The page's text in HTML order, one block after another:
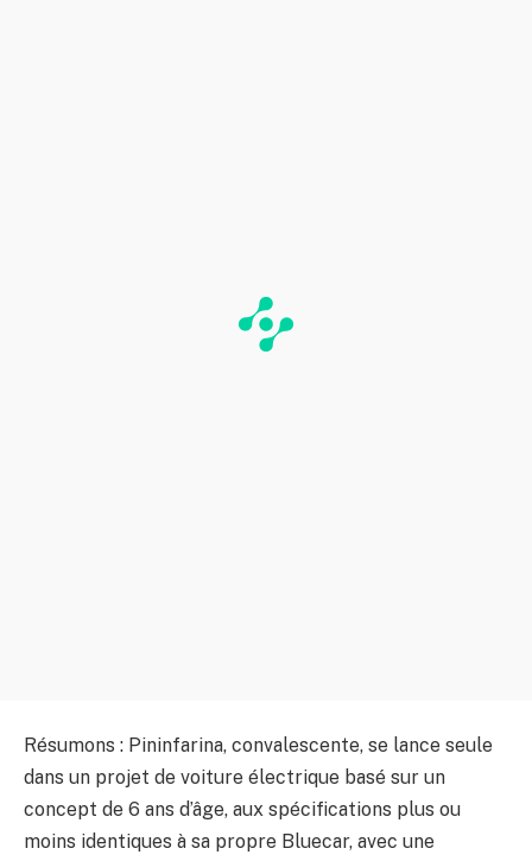
Résumons : Pininfarina, convalescente, se lance seule
dans un projet de voiture électrique basé sur un
concept de 6 ans d’âge, aux spécifications plus ou
moins identiques à sa propre Bluecar, avec une